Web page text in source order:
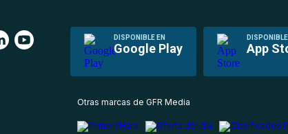
DISPONIBLE EN
Google Play
DISPONIBLE
App
Otras marcas de GFR Media